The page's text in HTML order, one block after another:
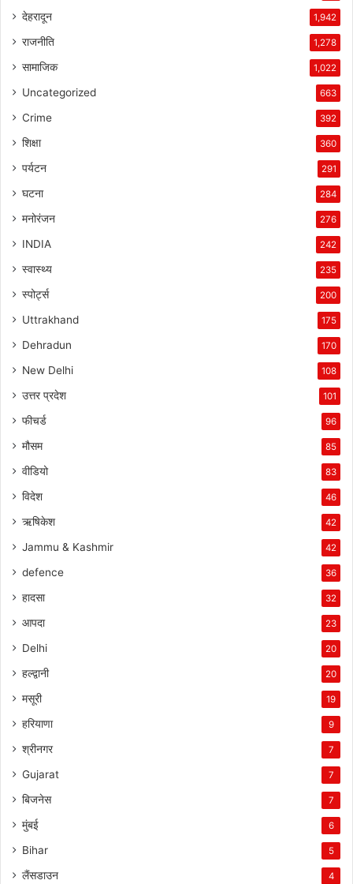
देहरादून 1,942
राजनीति 1,278
सामाजिक 1,022
Uncategorized 663
Crime 392
शिक्षा 360
पर्यटन 291
घटना 284
मनोरंजन 276
INDIA 242
स्वास्थ्य 235
स्पोर्ट्स 200
Uttrakhand 175
Dehradun 170
New Delhi 108
उत्तर प्रदेश 101
फीचर्ड 96
मौसम 85
वीडियो 83
विदेश 46
ऋषिकेश 42
Jammu & Kashmir 42
defence 36
हादसा 32
आपदा 23
Delhi 20
हल्द्वानी 20
मसूरी 19
हरियाणा 9
श्रीनगर 7
Gujarat 7
बिजनेस 7
मुंबई 6
Bihar 5
लैंसडाउन 4